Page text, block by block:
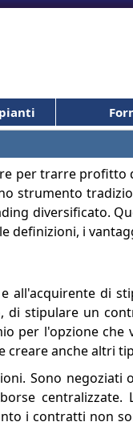
per trarre profitto
strumento
diversificato.
definizioni, i
all'acquirente di
di stipulare un
per l'opzione che
creare anche altri
Sono negoziati
centralizzate.
i contratti non